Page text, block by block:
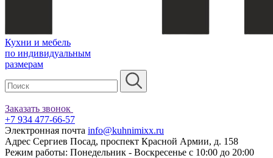
Кухни и мебель
по индивидуальным
размерам
Заказать звонок
+7 934 477-66-57
Электронная почта info@kuhnimixx.ru
Адрес Сергиев Посад, проспект Красной Армии, д. 158
Режим работы: Понедельник - Воскресенье с 10:00 до 20:00